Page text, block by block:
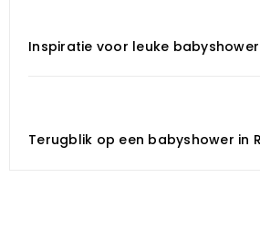
Inspiratie voor leuke
Terugblik op een babyshower in